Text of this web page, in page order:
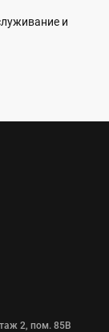
и
2, пом. 85В